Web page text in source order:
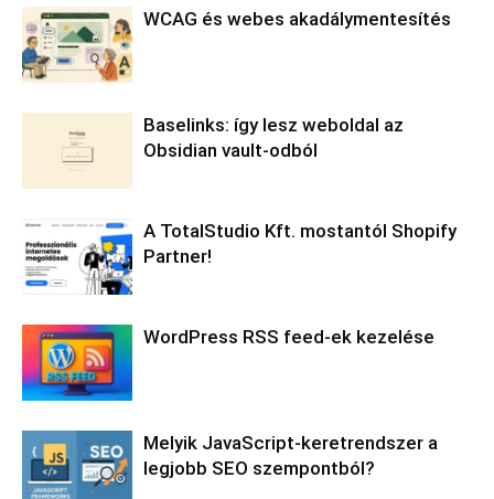
WCAG és webes akadálymentesítés
Baselinks: így lesz weboldal az
Obsidian vault-odból
A TotalStudio Kft. mostantól Shopify
Partner!
WordPress RSS feed-ek kezelése
Melyik JavaScript-keretrendszer a
legjobb SEO szempontból?